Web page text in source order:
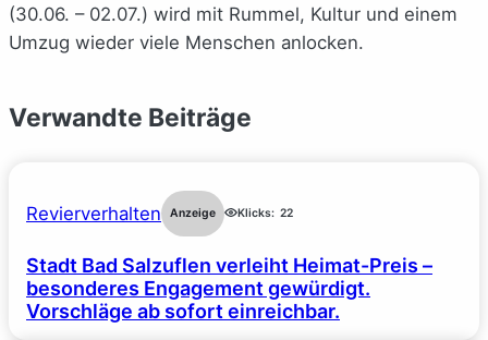
(30.06. – 02.07.) wird mit Rummel, Kultur und einem
Umzug wieder viele Menschen anlocken.
Verwandte Beiträge
Revierverhalten Anzeige Klicks: 22
Stadt Bad Salzuflen verleiht Heimat-Preis –
besonderes Engagement gewürdigt.
Vorschläge ab sofort einreichbar.